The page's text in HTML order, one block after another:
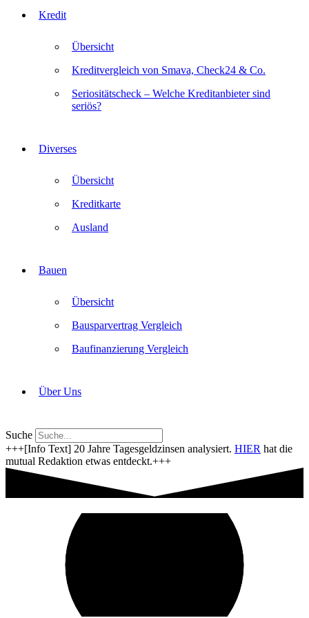
Kredit
Übersicht
Kreditvergleich von Smava, Check24 & Co.
Seriositätscheck – Welche Kreditanbieter sind
seriös?
Diverses
Übersicht
Kreditkarte
Ausland
Bauen
Übersicht
Bausparvertrag Vergleich
Baufinanzierung Vergleich
Über Uns
Suche
+++[Info Text] 20 Jahre Tagesgeldzinsen analysiert. HIER hat die
mutual Redaktion etwas entdeckt.+++